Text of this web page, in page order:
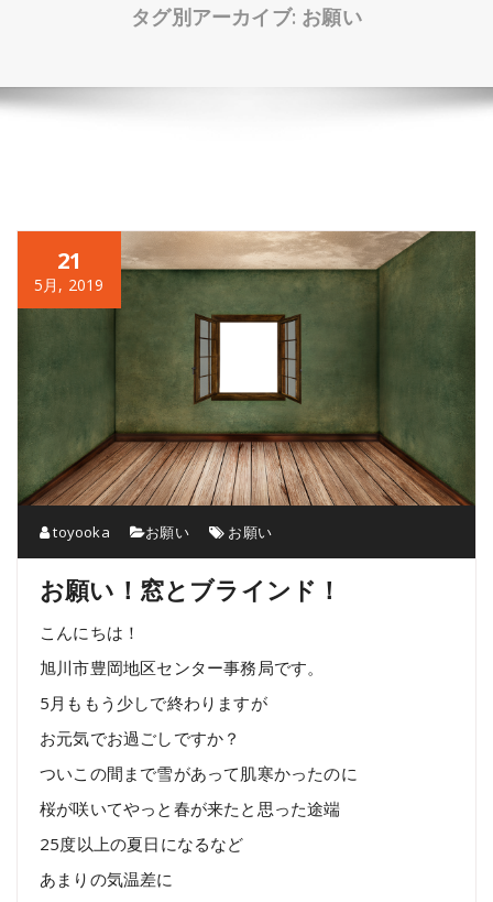
タグ別アーカイブ: お願い
21
5月, 2019
toyooka お願い お願い
お願い！窓とブラインド！
こんにちは！
旭川市豊岡地区センター事務局です。
5月ももう少しで終わりますが
お元気でお過ごしですか？
ついこの間まで雪があって肌寒かったのに
桜が咲いてやっと春が来たと思った途端
25度以上の夏日になるなど
あまりの気温差に